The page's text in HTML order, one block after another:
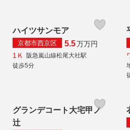
ハイツサンモア
京都市西京区 5.5万万円
1Ｋ
阪急嵐山線松尾大社駅
徒歩5分
グランデコート大宅甲ノ
辻